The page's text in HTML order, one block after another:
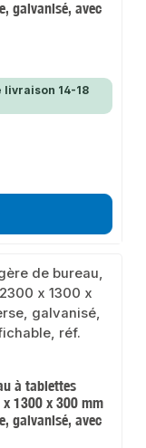
galvanisé, avec
livraison 14-18
à tablettes
1300 x 300 mm
galvanisé, avec